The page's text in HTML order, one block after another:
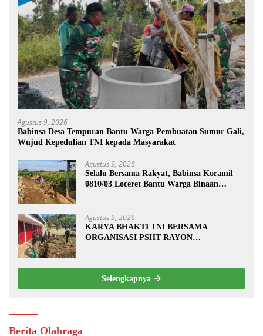
Agustus 9, 2026
Babinsa Desa Tempuran Bantu Warga Pembuatan Sumur Gali,
Wujud Kepedulian TNI kepada Masyarakat
Agustus 9, 2026
Selalu Bersama Rakyat, Babinsa Koramil
0810/03 Loceret Bantu Warga Binaan
Agustus 9, 2026
KARYA BHAKTI TNI BERSAMA
ORGANISASI PSHT RAYON
KEMANUNGGALAN TNI-RAKYAT
Selengkapnya
Berita Olahraga